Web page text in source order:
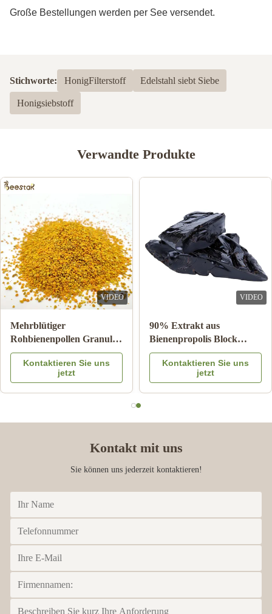
Große Bestellungen werden per See versendet.
Stichworte: HonigFilterstoff Edelstahl siebt Siebe
Honigsiebstoff
Verwandte Produkte
VIDEO
Mehrblütiger
Rohbienenpollen Granulat
25kg Karton
Nahrungsergänzungsmittel
Kontaktieren Sie uns
jetzt
90% Extrakt aus
Bienenpropolis Block
Bienenprodukte für die
Gesundheitsversorgung
aus Bienenstern
Kontaktieren Sie uns
jetzt
Kontakt mit uns
Sie können uns jederzeit kontaktieren!